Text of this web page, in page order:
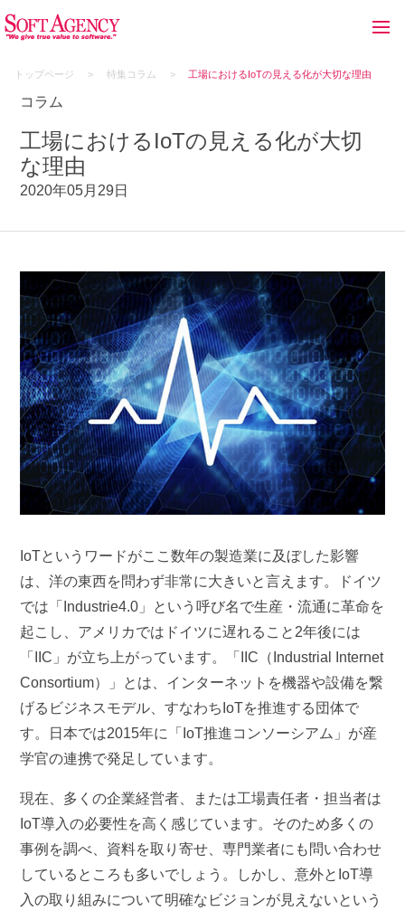
トップページ 特集コラム 工場におけるIoTの見える化が大切な理由
コラム
工場におけるIoTの見える化が大切
な理由
2020年05月29日
IoTというワードがここ数年の製造業に及ぼした影響
は、洋の東西を問わず非常に大きいと言えます。ドイツ
では「Industrie4.0」という呼び名で生産・流通に革命を
起こし、アメリカではドイツに遅れること2年後には
「IIC」が立ち上がっています。「IIC（Industrial Internet
Consortium）」とは、インターネットを機器や設備を繋
げるビジネスモデル、すなわちIoTを推進する団体で
す。日本では2015年に「IoT推進コンソーシアム」が産
学官の連携で発足しています。
現在、多くの企業経営者、または工場責任者・担当者は
IoT導入の必要性を高く感じています。そのため多くの
事例を調べ、資料を取り寄せ、専門業者にも問い合わせ
しているところも多いでしょう。しかし、意外とIoT導
入の取り組みについて明確なビジョンが見えないという